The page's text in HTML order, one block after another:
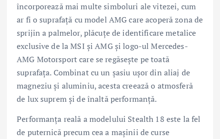
încorporează mai multe simboluri ale vitezei, cum
ar fi o suprafață cu model AMG care acoperă zona de
sprijin a palmelor, plăcuțe de identificare metalice
exclusive de la MSI și AMG și logo-ul Mercedes-
AMG Motorsport care se regăsește pe toată
suprafața. Combinat cu un șasiu ușor din aliaj de
magneziu și aluminiu, acesta creează o atmosferă
de lux suprem și de înaltă performanță.
Performanța reală a modelului Stealth 18 este la fel
de puternică precum cea a mașinii de curse